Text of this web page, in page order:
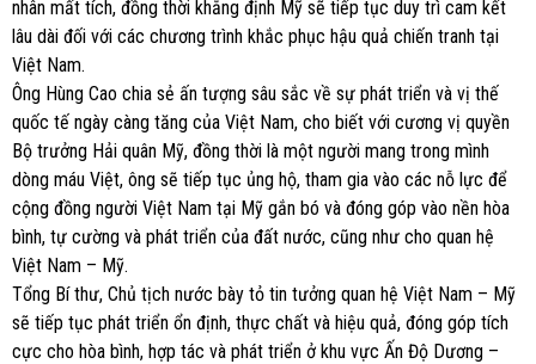
nhân mất tích, đồng thời khẳng định Mỹ sẽ tiếp tục duy trì cam kết
lâu dài đối với các chương trình khắc phục hậu quả chiến tranh tại
Việt Nam.
Ông Hùng Cao chia sẻ ấn tượng sâu sắc về sự phát triển và vị thế
quốc tế ngày càng tăng của Việt Nam, cho biết với cương vị quyền
Bộ trưởng Hải quân Mỹ, đồng thời là một người mang trong mình
dòng máu Việt, ông sẽ tiếp tục ủng hộ, tham gia vào các nỗ lực để
cộng đồng người Việt Nam tại Mỹ gắn bó và đóng góp vào nền hòa
bình, tự cường và phát triển của đất nước, cũng như cho quan hệ
Việt Nam – Mỹ.
Tổng Bí thư, Chủ tịch nước bày tỏ tin tưởng quan hệ Việt Nam – Mỹ
sẽ tiếp tục phát triển ổn định, thực chất và hiệu quả, đóng góp tích
cực cho hòa bình, hợp tác và phát triển ở khu vực Ấn Độ Dương –